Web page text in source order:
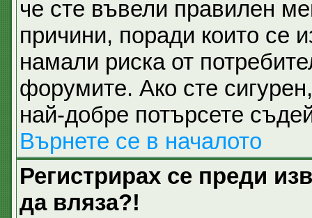
че сте въвели правилен
причини, поради които се
намали риска от
форумите. Ако сте
най-добре потърсете
Върнете се в началото
Регистрирах се преди
да вляза?!